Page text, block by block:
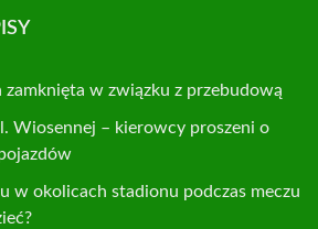
w związku z przebudową
Wiosennej – kierowcy proszeni o
w okolicach stadionu podczas meczu